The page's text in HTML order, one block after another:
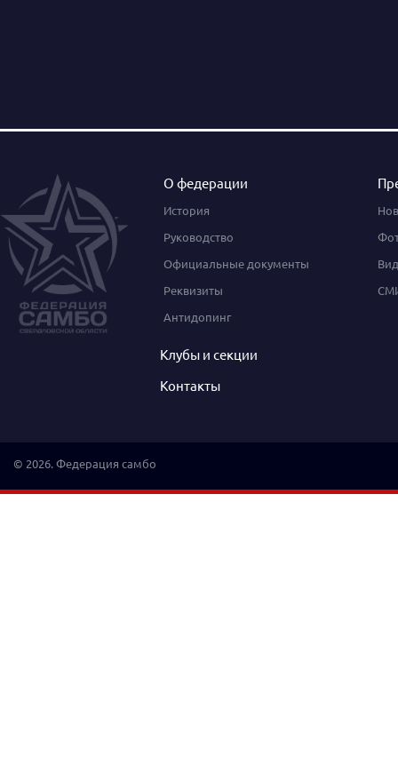
О федерации
История
Руководство
Официальные документы
Реквизиты
Антидопинг
Клубы и секции
Контакты
© 2026. Федерация самбо